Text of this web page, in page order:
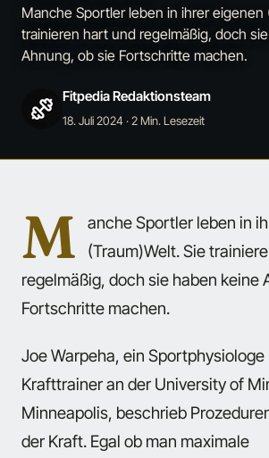
Manche Sportler leben in ihrer eigenen
trainieren hart und regelmäßig, doch
Ahnung, ob sie Fortschritte machen.
Fitpedia Redaktionsteam
18. Juli 2024· 2 Min. Lesezeit
M
anche Sportler leben in
(Traum)Welt. Sie
regelmäßig, doch sie haben keine
Fortschritte machen.
Joe Warpeha, ein Sportphysiologe
Krafttrainer an der University of
Minneapolis, beschrieb
der Kraft. Egal ob man maximale